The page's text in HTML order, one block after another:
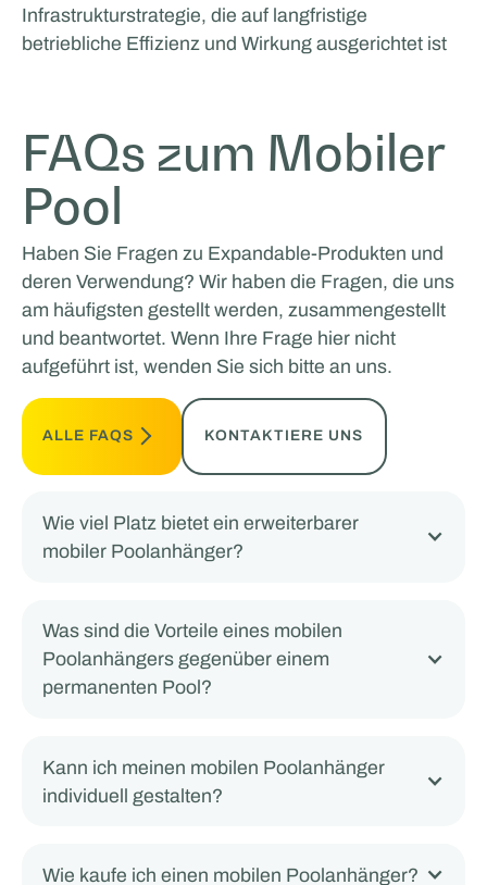
Infrastrukturstrategie, die auf langfristige
betriebliche Effizienz und Wirkung ausgerichtet ist
FAQs zum Mobiler
Pool
Haben Sie Fragen zu Expandable-Produkten und
deren Verwendung? Wir haben die Fragen, die uns
am häufigsten gestellt werden, zusammengestellt
und beantwortet. Wenn Ihre Frage hier nicht
aufgeführt ist, wenden Sie sich bitte an uns.
ALLE FAQS KONTAKTIERE UNS
Wie viel Platz bietet ein erweiterbarer
mobiler Poolanhänger?
Was sind die Vorteile eines mobilen
Poolanhängers gegenüber einem
permanenten Pool?
Kann ich meinen mobilen Poolanhänger
individuell gestalten?
Wie kaufe ich einen mobilen Poolanhänger?